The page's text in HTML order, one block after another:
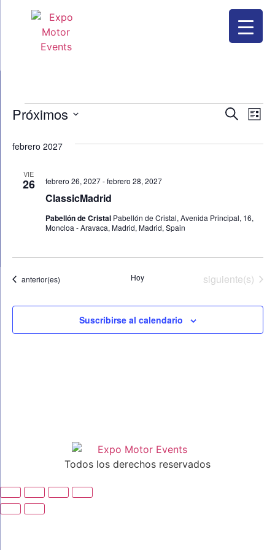
de
BuscarLista
Próximos
fecha.
febrero 2027
VIE
26
ClassicMadrid
febrero 26, 2027-febrero 28, 2027
Pabellón de Cristal Pabellón de Cristal, Avenida Principal, 16,
Moncloa - Aravaca, Madrid, Madrid, Spain
Eventos
anterior(es) Hoy Eventos
siguiente(s)
Suscribirse al calendario
Todos los derechos reservados